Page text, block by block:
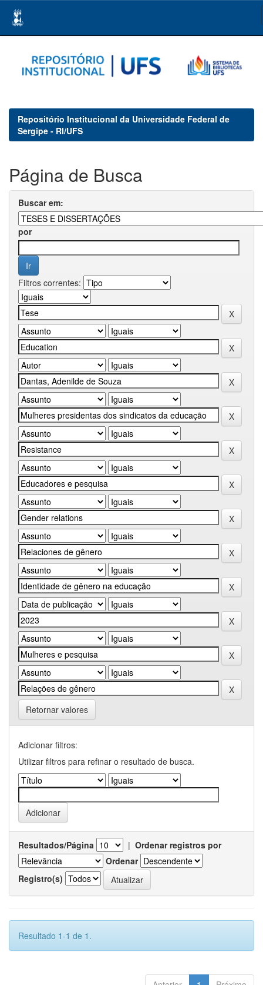
navigation
Repositório Institucional da Universidade Federal de
Sergipe - RI/UFS
Página de Busca
Buscar em:
por
Filtros correntes:
Retornar valores
Adicionar filtros:
Utilizar filtros para refinar o resultado de busca.
Resultados/Página | Ordenar registros por
Ordenar
Registro(s)
Resultado 1-1 de 1.